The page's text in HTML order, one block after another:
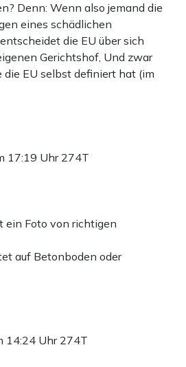
Denn: Wenn also jemand die
eines schädlichen
die EU über sich
Gerichtshof, Und zwar
EU selbst definiert hat (im
17:19 Uhr 274T
ein Foto von richtigen
auf Betonboden oder
14:24 Uhr 274T